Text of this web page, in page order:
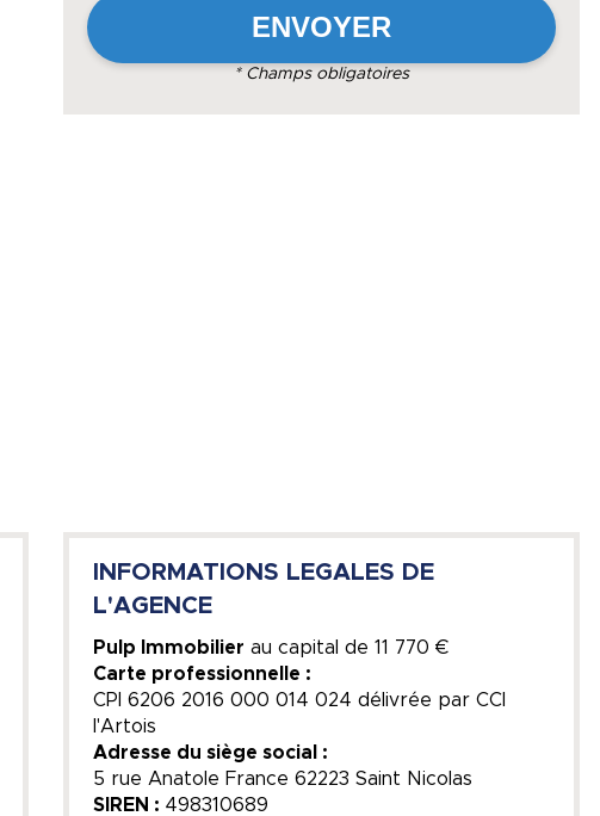
* Champs obligatoires
INFORMATIONS LEGALES DE
L'AGENCE
Pulp Immobilier au capital de 11 770 €
Carte professionnelle :
CPI 6206 2016 000 014 024 délivrée par CCI
l'Artois
Adresse du siège social :
5 rue Anatole France 62223 Saint Nicolas
SIREN : 498310689